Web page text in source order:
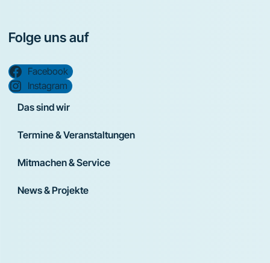
Folge uns auf
Facebook
Instagram
Das sind wir
Termine & Veranstaltungen
Mitmachen & Service
News & Projekte